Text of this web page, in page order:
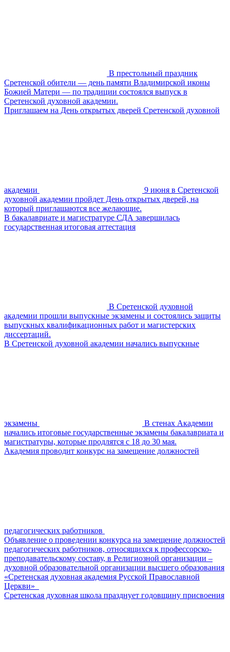
В престольный праздник
Сретенской обители — день памяти Владимирской иконы
Божией Матери — по традиции состоялся выпуск в
Сретенской духовной академии.
Приглашаем на День открытых дверей Сретенской духовной
академии
9 июня в Сретенской
духовной академии пройдет День открытых дверей, на
который приглашаются все желающие.
В бакалавриате и магистратуре СДА завершилась
государственная итоговая аттестация
В Сретенской духовной
академии прошли выпускные экзамены и состоялись защиты
выпускных квалификационных работ и магистерских
диссертаций.
В Сретенской духовной академии начались выпускные
экзамены
В стенах Академии
начались итоговые государственные экзамены бакалавриата и
магистратуры, которые продлятся с 18 до 30 мая.
Академия проводит конкурс на замещение должностей
педагогических работников
Объявление о проведении конкурса на замещение должностей
педагогических работников, относящихся к профессорско-
преподавательскому составу, в Религиозной организации –
духовной образовательной организации высшего образования
«Сретенская духовная академия Русской Православной
Церкви»
Сретенская духовная школа празднует годовщину присвоения